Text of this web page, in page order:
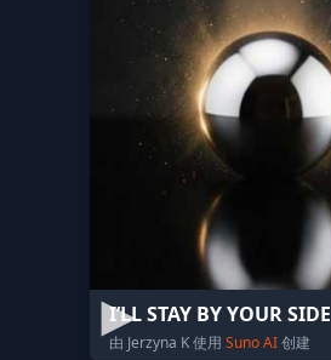
I’LL STAY BY YOUR SIDE
由 Jerzyna K 使用 Suno AI创建